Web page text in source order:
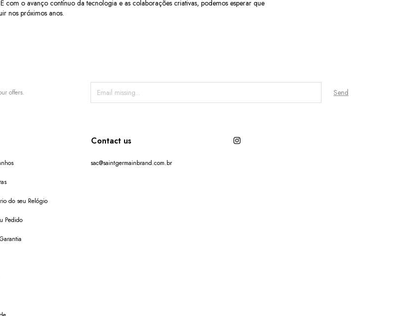
com o avanço contínuo da tecnologia e as colaborações criativas, podemos esperar que
nos próximos anos.
offers.
do seu Relógio
Pedido
Contact us
sac@saintgermainbrand.com.br